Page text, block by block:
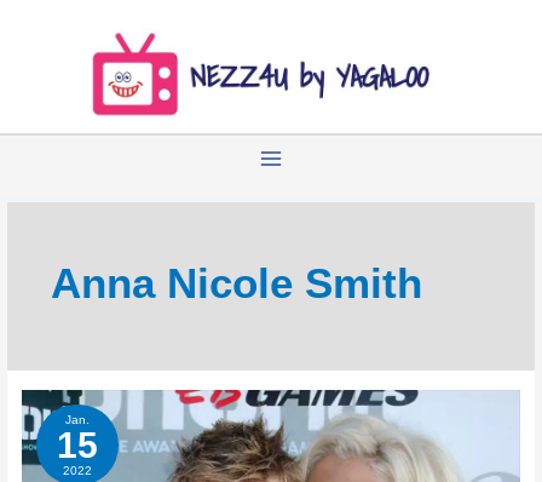
Anna Nicole Smith
Jan.
15
2022